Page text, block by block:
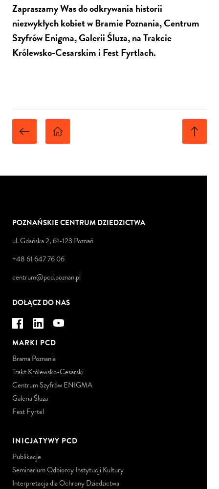
Zapraszamy Was do odkrywania historii
niezwykłych kobiet w Bramie Poznania, Centrum
Szyfrów Enigma, Galerii Śluza, na Trakcie
Królewsko-Cesarskim i Fest Fyrtlach.
POZNAŃSKIE CENTRUM DZIEDZICTWA
ul. Gdańska 2, 61-123 Poznań
+48 61 647 76 06
centrum@pcd.poznan.pl
DOŁĄCZ DO NAS
MARKI PCD
Brama Poznania
Trakt Królewsko-Cesarski
Centrum Szyfrów ENIGMA
Galeria Śluza
Fest Fyrtel
INICJATYWY PCD
Publikacje
Seminarium Odbiorcy Instytucji Kultury
Interpretacja dla Ochrony Dziedzictwa